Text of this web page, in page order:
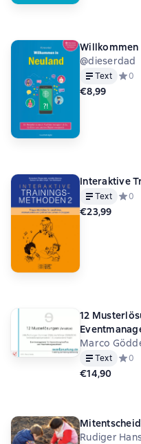
Willkommen
@dieserdad
Text 0
€8,99
Interaktive
Text 0
€23,99
12
und
Marco
Text 0
€14,90